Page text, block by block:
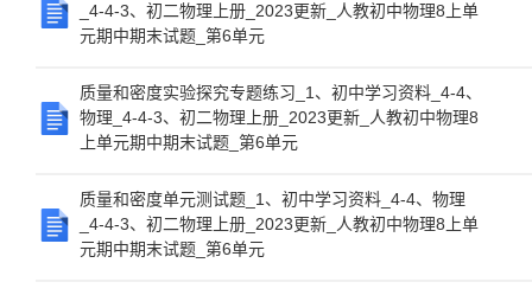
_4-4-3、初二物理上册_2023更新_人教初中物理8上单
元期中期末试题_第6单元
质量和密度实验探究专题练习_1、初中学习资料_4-4、
物理_4-4-3、初二物理上册_2023更新_人教初中物理8
上单元期中期末试题_第6单元
质量和密度单元测试题_1、初中学习资料_4-4、物理
_4-4-3、初二物理上册_2023更新_人教初中物理8上单
元期中期末试题_第6单元